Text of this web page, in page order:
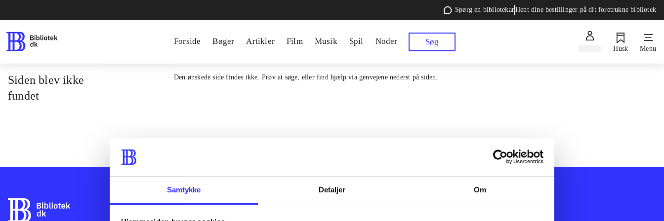
Samtykke Detaljer Om
Spørg en bibliotekarHent dine bestillinger på dit foretrukne bibliotek
Forside Bøger Artikler Film Musik Spil Noder Søg
Husk Menu
Siden blev ikke
fundet
Den ønskede side findes ikke. Prøv at søge, eller find hjælp via genvejene nederst på siden.
Bibliotek.dk er en samlet indgang til alle danske
Kontakt os Afdelinger